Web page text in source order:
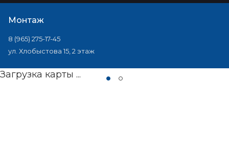
Монтаж
8 (965) 275-17-45
ул. Хлобыстова 15, 2 этаж
Загрузка карты ...